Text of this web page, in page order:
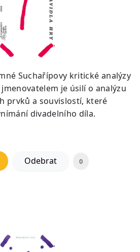
Suchařípovy kritické analýzy
je úsilí o analýzu
prvků a souvislostí, které
divadelního díla.
Odebrat 0